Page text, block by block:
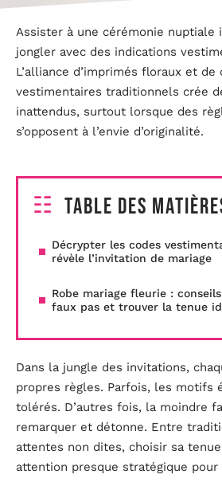
Assister à une cérémonie nuptiale
jongler avec des indications
L’alliance d’imprimés floraux et de
vestimentaires traditionnels crée
inattendus, surtout lorsque des
s’opposent à l’envie d’originalité.
Table des
Décrypter les codes
révèle l’invitation de mariage
Robe mariage fleurie :
faux pas et trouver la tenue
Dans la jungle des invitations,
propres règles. Parfois, les motifs
tolérés. D’autres fois, la moindre
remarquer et détonne. Entre
attentes non dites, choisir sa
attention presque stratégique